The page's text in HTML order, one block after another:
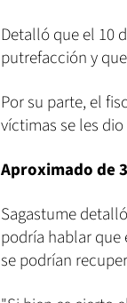
Detalló que el 10
putrefacción y
Por su parte, el
víctimas se les
Aproximado de
Sagastume
podría hablar que
se podrían